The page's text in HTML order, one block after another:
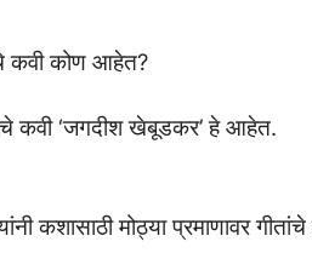
कवी कोण आहेत?
कवी ‘जगदीश खेबूडकर’ हे आहेत.
कशासाठी मोठ्या प्रमाणावर